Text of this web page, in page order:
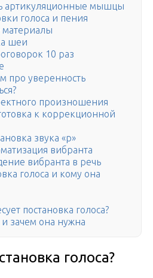
артикуляционные мышцы
голоса и пения
шеи
10 раз
про уверенность
произношения
к коррекционной
звука «р»
вибранта
вибранта в речь
голоса и кому она
постановка голоса?
зачем она нужна
голоса?